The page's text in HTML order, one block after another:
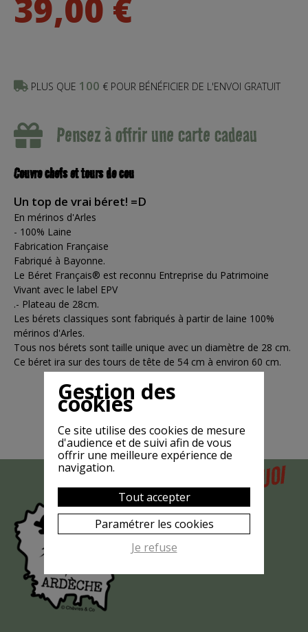
39,00 €
PLUS QUE 100 € POUR BÉNÉFICIER DE L'ENVOI GRATUIT
Pensez à offrir une carte cadeau
Couvre chefs et tours de cou
Un top de vrai béret! =D
En mérinos d'Arles
- 100% Laine
Fabrication Française
Fabriqué à Bayonne.
Le Béret Français® est reconnu Entreprise du Patrimoine
Vivant avec le label EPV
.- Plateau de 28cm.
Les bérets classiques sont fabriqués à partir de laine 100%
mérinos d'Arles.
Tous nos bérets sont taille unique avec un diamètre de 28 cm.
Ce béret ira sur des tours de tête de 54 cm à environ 60 cm.
MAISPOURQUOI
LA CHÈVRE
EST-ELLE
MASQUÉE
Gestion des
cookies
Ce site utilise des cookies de mesure
d'audience et de suivi afin de vous
offrir une meilleure expérience de
navigation.
Tout accepter
Paramétrer les cookies
Je refuse